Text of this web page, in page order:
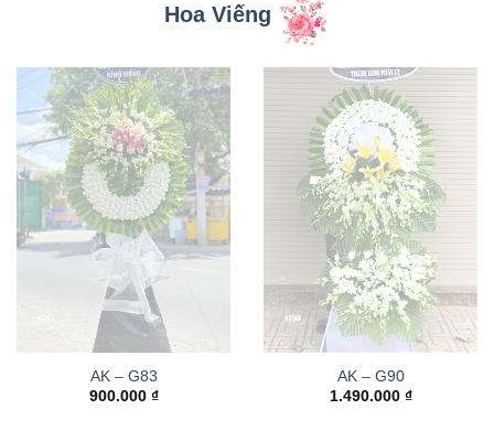
Hoa Viếng
AK – G83
900.000 ₫
AK – G90
1.490.000 ₫